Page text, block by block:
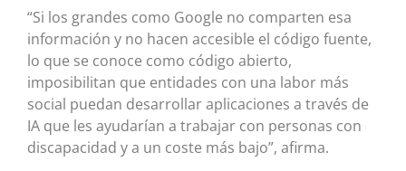
“Si los grandes como Google no comparten esa
información y no hacen accesible el código fuente,
lo que se conoce como código abierto,
imposibilitan que entidades con una labor más
social puedan desarrollar aplicaciones a través de
IA que les ayudarían a trabajar con personas con
discapacidad y a un coste más bajo”, afirma.